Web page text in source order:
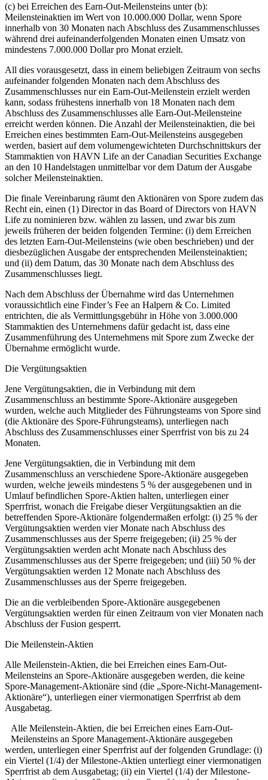
(c) bei Erreichen des Earn-Out-Meilensteins unter (b):
Meilensteinaktien im Wert von 10.000.000 Dollar, wenn Spore
innerhalb von 30 Monaten nach Abschluss des Zusammenschlusses
während drei aufeinanderfolgenden Monaten einen Umsatz von
mindestens 7.000.000 Dollar pro Monat erzielt.
All dies vorausgesetzt, dass in einem beliebigen Zeitraum von sechs
aufeinander folgenden Monaten nach dem Abschluss des
Zusammenschlusses nur ein Earn-Out-Meilenstein erzielt werden
kann, sodass frühestens innerhalb von 18 Monaten nach dem
Abschluss des Zusammenschlusses alle Earn-Out-Meilensteine
erreicht werden können. Die Anzahl der Meilensteinaktien, die bei
Erreichen eines bestimmten Earn-Out-Meilensteins ausgegeben
werden, basiert auf dem volumengewichteten Durchschnittskurs der
Stammaktien von HAVN Life an der Canadian Securities Exchange
an den 10 Handelstagen unmittelbar vor dem Datum der Ausgabe
solcher Meilensteinaktien.
Die finale Vereinbarung räumt den Aktionären von Spore zudem das
Recht ein, einen (1) Director in das Board of Directors von HAVN
Life zu nominieren bzw. wählen zu lassen, und zwar bis zum
jeweils früheren der beiden folgenden Termine: (i) dem Erreichen
des letzten Earn-Out-Meilensteins (wie oben beschrieben) und der
diesbezüglichen Ausgabe der entsprechenden Meilensteinaktien;
und (ii) dem Datum, das 30 Monate nach dem Abschluss des
Zusammenschlusses liegt.
Nach dem Abschluss der Übernahme wird das Unternehmen
voraussichtlich eine Finder’s Fee an Halpern & Co. Limited
entrichten, die als Vermittlungsgebühr in Höhe von 3.000.000
Stammaktien des Unternehmens dafür gedacht ist, dass eine
Zusammenführung des Unternehmens mit Spore zum Zwecke der
Übernahme ermöglicht wurde.
Die Vergütungsaktien
Jene Vergütungsaktien, die in Verbindung mit dem
Zusammenschluss an bestimmte Spore-Aktionäre ausgegeben
wurden, welche auch Mitglieder des Führungsteams von Spore sind
(die Aktionäre des Spore-Führungsteams), unterliegen nach
Abschluss des Zusammenschlusses einer Sperrfrist von bis zu 24
Monaten.
Jene Vergütungsaktien, die in Verbindung mit dem
Zusammenschluss an verschiedene Spore-Aktionäre ausgegeben
wurden, welche jeweils mindestens 5 % der ausgegebenen und in
Umlauf befindlichen Spore-Aktien halten, unterliegen einer
Sperrfrist, wonach die Freigabe dieser Vergütungsaktien an die
betreffenden Spore-Aktionäre folgendermaßen erfolgt: (i) 25 % der
Vergütungsaktien werden vier Monate nach Abschluss des
Zusammenschlusses aus der Sperre freigegeben; (ii) 25 % der
Vergütungsaktien werden acht Monate nach Abschluss des
Zusammenschlusses aus der Sperre freigegeben; und (iii) 50 % der
Vergütungsaktien werden 12 Monate nach Abschluss des
Zusammenschlusses aus der Sperre freigegeben.
Die an die verbleibenden Spore-Aktionäre ausgegebenen
Vergütungsaktien werden für einen Zeitraum von vier Monaten nach
Abschluss der Fusion gesperrt.
Die Meilenstein-Aktien
Alle Meilenstein-Aktien, die bei Erreichen eines Earn-Out-
Meilensteins an Spore-Aktionäre ausgegeben werden, die keine
Spore-Management-Aktionäre sind (die „Spore-Nicht-Management-
Aktionäre“), unterliegen einer viermonatigen Sperrfrist ab dem
Ausgabetag.
Alle Meilenstein-Aktien, die bei Erreichen eines Earn-Out-
Meilensteins an Spore Management-Aktionäre ausgegeben
werden, unterliegen einer Sperrfrist auf der folgenden Grundlage: (i)
ein Viertel (1/4) der Milestone-Aktien unterliegt einer viermonatigen
Sperrfrist ab dem Ausgabetag; (ii) ein Viertel (1/4) der Milestone-